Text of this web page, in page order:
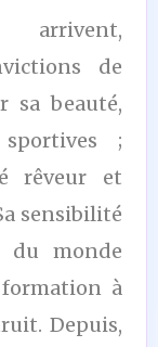
arrivent,
de
sa beauté,
;
rêveur et
sensibilité
du monde
à
Depuis,